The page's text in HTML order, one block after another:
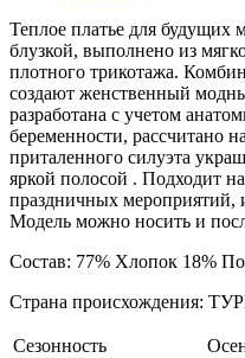
Теплое платье для
блузкой, выполнено из
плотного трикотажа.
создают женственный
разработана с учетом
беременности, рассчитано
приталенного силуэта
яркой полосой . Подходит
праздничных мероприятий,
Модель можно носить и
Состав: 77% Хлопок 18%
Страна происхождения:
Сезонность